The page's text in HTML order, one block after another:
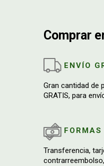
Comprar
ENVÍO
Gran cantidad de
GRATIS, para
FORMAS
Transferencia,